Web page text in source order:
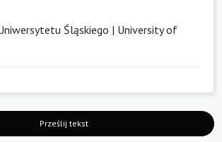
Śląskiego | University of
Prześlij tekst